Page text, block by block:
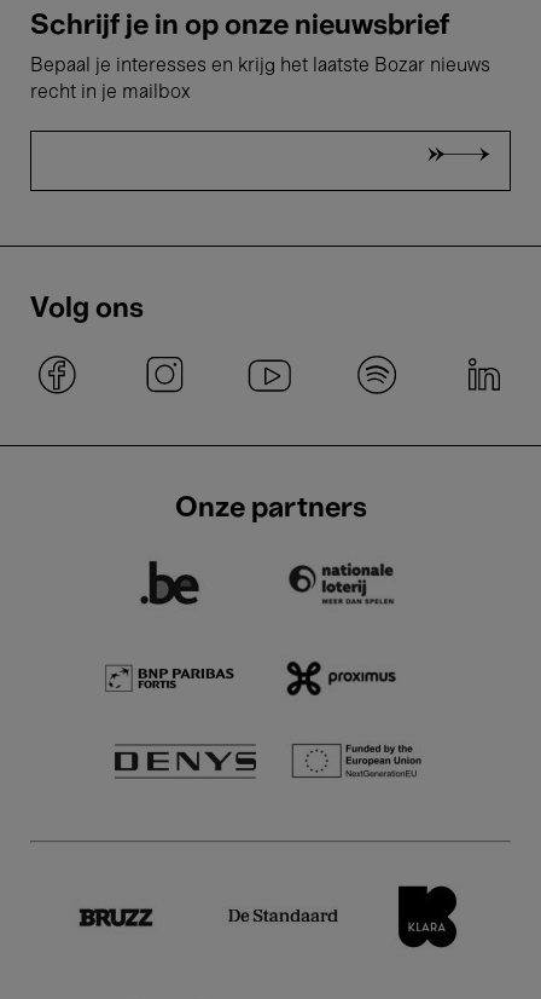
Schrijf je in op onze nieuwsbrief
Bepaal je interesses en krijg het laatste Bozar nieuws
recht in je mailbox
Volg ons
Onze partners